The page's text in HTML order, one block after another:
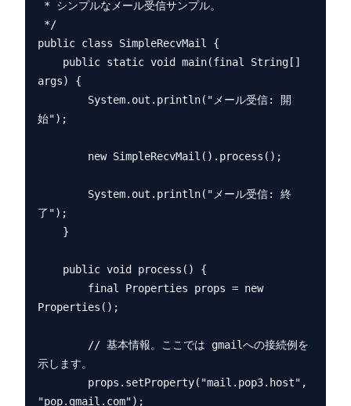
public class SimpleRecvMail {
args) {
始");
了");
Properties();
示します。
"pop.gmail.com");